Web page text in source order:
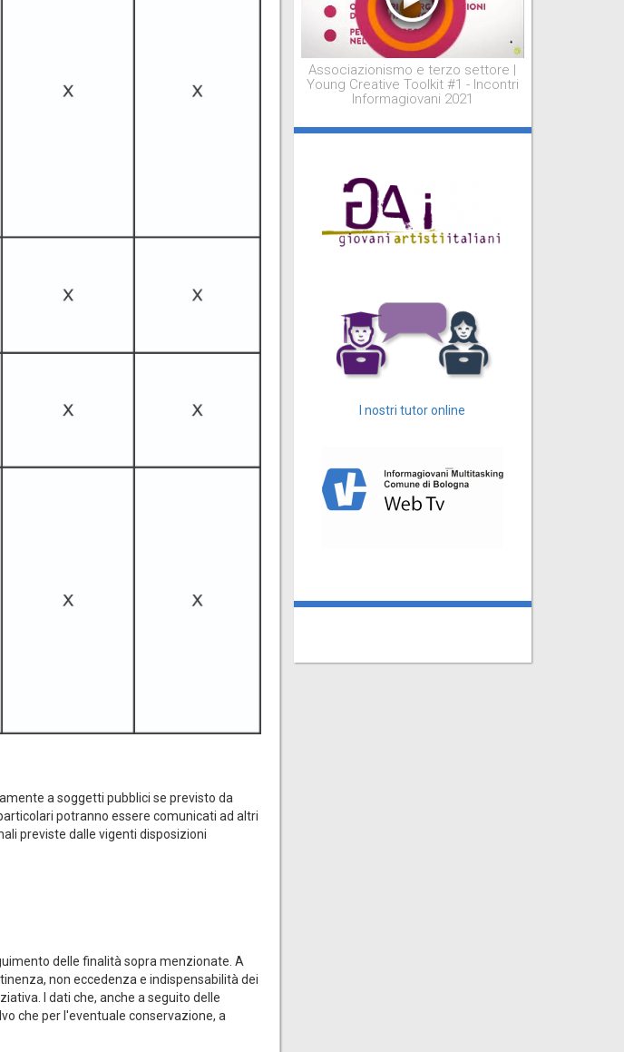
a soggetti pubblici se previsto da
potranno essere comunicati ad altri
previste dalle vigenti disposizioni
delle finalità sopra menzionate. A
non eccedenza e indispensabilità dei
I dati che, anche a seguito delle
che per l'eventuale conservazione, a
Associazionismo e terzo settore |
Young Creative Toolkit #1 - Incontri
Informagiovani 2021
I nostri tutor online